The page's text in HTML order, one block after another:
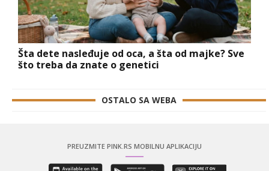
Šta dete nasleđuje od oca, a šta od majke? Sve
što treba da znate o genetici
OSTALO SA WEBA
PREUZMITE PINK.RS MOBILNU APLIKACIJU